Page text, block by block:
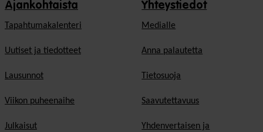
Ajankohtaista
Tapahtumakalenteri
Uutiset ja tiedotteet
Lausunnot
Viikon puheenaihe
Julkaisut
Yhteystiedot
Medialle
Anna palautetta
Tietosuoja
Saavutettavuus
Yhdenvertaisen ja